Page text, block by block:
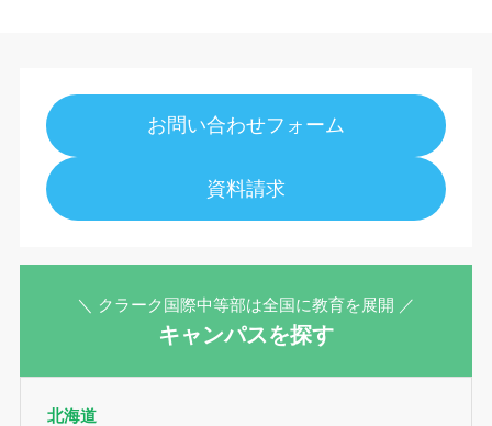
お問い合わせフォーム
資料請求
＼ クラーク国際中等部は全国に教育を展開 ／
キャンパスを探す
北海道